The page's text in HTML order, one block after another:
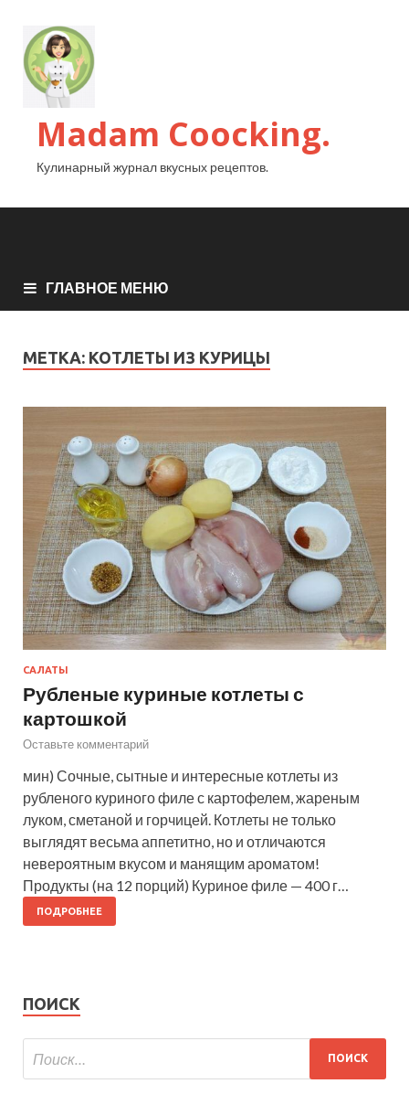
Madam Coocking.
Кулинарный журнал вкусных рецептов.
ГЛАВНОЕ МЕНЮ
МЕТКА: КОТЛЕТЫ ИЗ КУРИЦЫ
САЛАТЫ
Рубленые куриные котлеты с
картошкой
Оставьте комментарий
мин) Сочные, сытные и интересные котлеты из
рубленого куриного филе с картофелем, жареным
луком, сметаной и горчицей. Котлеты не только
выглядят весьма аппетитно, но и отличаются
невероятным вкусом и манящим ароматом!
Продукты (на 12 порций) Куриное филе — 400 г…
ПОДРОБНЕЕ
ПОИСК